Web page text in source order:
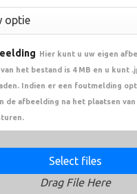
Hier kunt u uw eigen
het bestand is 4 MB en u kunt
Indien er een foutmelding
de afbeelding na het plaatsen
Select files
Drag File Here